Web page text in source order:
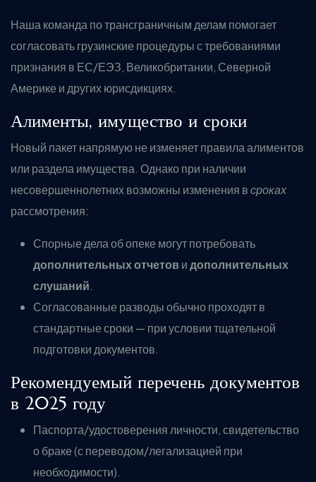
Наша команда по трансграничным делам помогает
согласовать грузинские процедуры с требованиями
признания в ЕС/ЕЭЗ, Великобритании, Северной
Америке и других юрисдикциях.
Алименты, имущество и сроки
Новый пакет напрямую не изменяет правила алиментов
или раздела имущества. Однако при наличии
несовершеннолетних возможны изменения всроках
рассмотрения:
Спорные дела об опеке могут потребовать
дополнительных отчетов идополнительных
слушаний.
Согласованные разводы обычно проходят в
стандартные сроки — при условии тщательной
подготовки документов.
Рекомендуемый перечень документов
в 2025 году
Паспорта/удостоверения личности, свидетельство
о браке (с переводом/легализацией при
необходимости).